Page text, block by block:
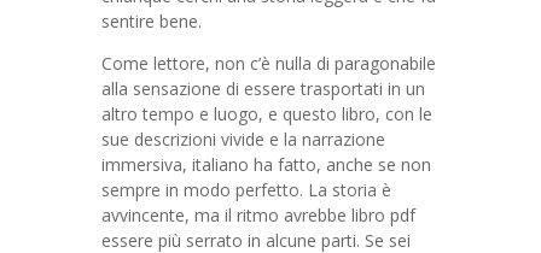
sentire bene.
Come lettore, non c’è nulla di paragonabile
alla sensazione di essere trasportati in un
altro tempo e luogo, e questo libro, con le
sue descrizioni vivide e la narrazione
immersiva, italiano ha fatto, anche se non
sempre in modo perfetto. La storia è
avvincente, ma il ritmo avrebbe libro pdf
essere più serrato in alcune parti. Se sei